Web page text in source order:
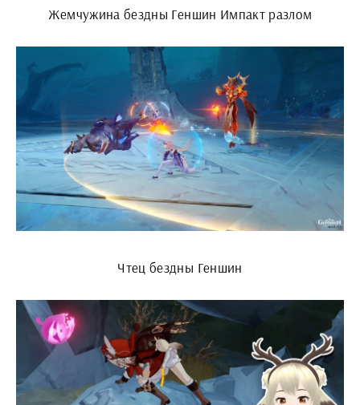
Жемчужина бездны Геншин Импакт разлом
Чтец бездны Геншин